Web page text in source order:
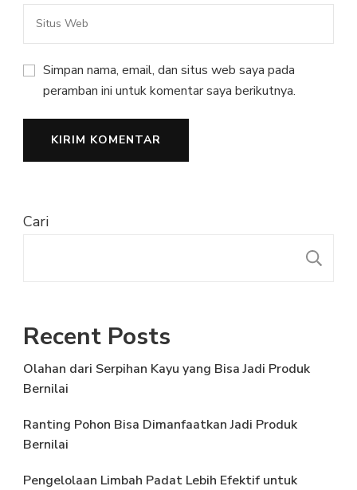
Simpan nama, email, dan situs web saya pada
peramban ini untuk komentar saya berikutnya.
Cari
Recent Posts
Olahan dari Serpihan Kayu yang Bisa Jadi Produk
Bernilai
Ranting Pohon Bisa Dimanfaatkan Jadi Produk
Bernilai
Pengelolaan Limbah Padat Lebih Efektif untuk